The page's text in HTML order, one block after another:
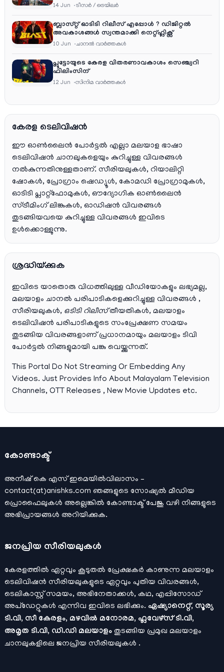
എന്റർടൈൻമെന്റ്‌സ്
14 Jun ടീസര്‍ / ട്രെയിലര്‍
ബ്ലാസ്റ്റ് ഓടിടി റിലീസ് എപ്പോൾ ? ഡിജിറ്റൽ
അവകാശങ്ങൾ സ്വന്തമാക്കി നെറ്റ്ഫ്ലിക്സ്
10 Jun ചാനല്‍ വാര്‍ത്തകള്‍
പ്ലൂട്ടോയുടെ കേരള വിതരണാവകാശം സെഞ്ച്വറി
ഫിലിംസിന്
12 Jun സിനിമ വാര്‍ത്തകള്‍
കേരള ടെലിവിഷൻ
ഈ ഓൺലൈൻ പോർട്ടൽ എല്ലാ മലയാള ഭാഷാ
ടെലിവിഷൻ ചാനലുകളെയും കുറിച്ചുള്ള വിവരങ്ങൾ
നൽകുന്നതിനുള്ളതാണ്. സീരിയലുകൾ, റിയാലിറ്റി
ഷോകൾ, പ്രോഗ്രാം ഷെഡ്യൂൾ, കോമഡി പ്രോഗ്രാമുകൾ,
ഓടിടി പ്ലാറ്റ്‌ഫോമുകൾ, ഔദ്യോഗിക ഓൺലൈൻ
സ്ട്രീമിംഗ് ലിങ്കുകൾ, ഓഡിഷൻ വിവരങ്ങൾ
തുടങ്ങിയവയെ കുറിച്ചുള്ള വിവരങ്ങൾ ഇവിടെ
ഉൾക്കൊള്ളുന്നു.
ശ്രദ്ധിയ്ക്കുക
ഇവിടെ യാതൊരു വിധത്തിലുള്ള വീഡിയോകളും ലഭ്യമല്ല,
മലയാളം ചാനല്‍ പരിപാടികളെക്കുറിച്ചുള്ള വിവരങ്ങള്‍ ,
സീരിയലുകള്‍, ഒടിടി റിലീസ്തീയതികള്‍, മലയാളം
ടെലിവിഷന്‍ പരിപാടികളുടെ സംപ്രേക്ഷണ സമയം
തുടങ്ങിയ വിവരങ്ങളാണ് പ്രധാനമായും മലയാളം ടിവി
പോര്‍ട്ടല്‍ നിങ്ങളുമായി പങ്കു വെയ്ക്കുന്നത്.
This Portal Do Not Streaming Or Embedding Any
Videos. Just Provides Info About Malayalam Television
Channels, OTT Releases , New Movie Updates etc.
കോണ്ടാക്ട്
അനീഷ്‌ കെ എസ് ഇമെയില്‍വിലാസം –
contact(at)anishks.com ഞങ്ങളുടെ സോഷ്യല്‍ മീഡിയ
പ്രൊഫൈലുകള്‍ അല്ലെങ്കില്‍ കോണ്ടാക്ട്പേജു വഴി നിങ്ങളുടെ
അഭിപ്രായങ്ങള്‍ അറിയിക്കുക.
ജനപ്രിയ സീരിയലുകള്‍
കേരളത്തിൽ ഏറ്റവും കൂടുതൽ പ്രേക്ഷകർ കാണുന്ന മലയാളം
ടെലിവിഷൻ സീരിയലുകളുടെ ഏറ്റവും പുതിയ വിവരങ്ങൾ,
ടെലികാസ്റ്റ് സമയം, അഭിനേതാക്കൾ, കഥ, എപ്പിസോഡ്
അപ്ഡേറ്റുകൾ എന്നിവ ഇവിടെ ലഭിക്കും. ഏഷ്യാനെറ്റ്, സൂര്യ
ടി.വി, സീ കേരളം, മഴവിൽ മനോരമ, ഫ്ലവേഴ്സ് ടി.വി,
അമൃത ടി.വി, ഡി.ഡി മലയാളം തുടങ്ങിയ പ്രമുഖ മലയാളം
ചാനലുകളിലെ ജനപ്രിയ സീരിയലുകൾ .